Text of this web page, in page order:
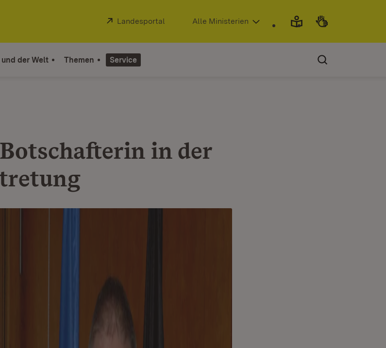
Extern:
Landesportal (Öffnet in neuem Fenster)
Alle Ministerien
und der Welt Themen Service
in der